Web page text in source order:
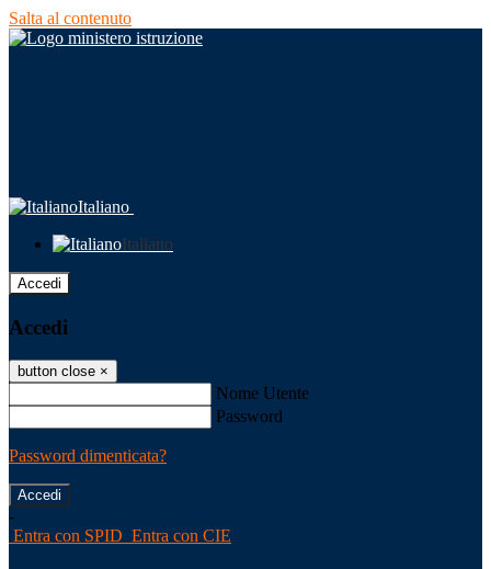
Salta al contenuto
Italiano
Italiano
Accedi
Accedi
button close ×
Nome Utente
Password
Password dimenticata?
-
Entra con SPID Entra con CIE